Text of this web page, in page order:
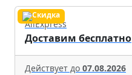
AliExpress
Доставим бесплатно
Действует до 07.08.2026